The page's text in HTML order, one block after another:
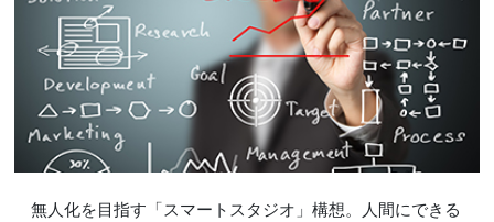
無人化を目指す「スマートスタジオ」構想。人間にできる